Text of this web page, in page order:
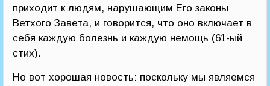
приходит к людям, нарушающим Его законы
Ветхого Завета, и говорится, что оно включает в
себя каждую болезнь и каждую немощь (61-ый
стих).
Но вот хорошая новость: поскольку мы являемся